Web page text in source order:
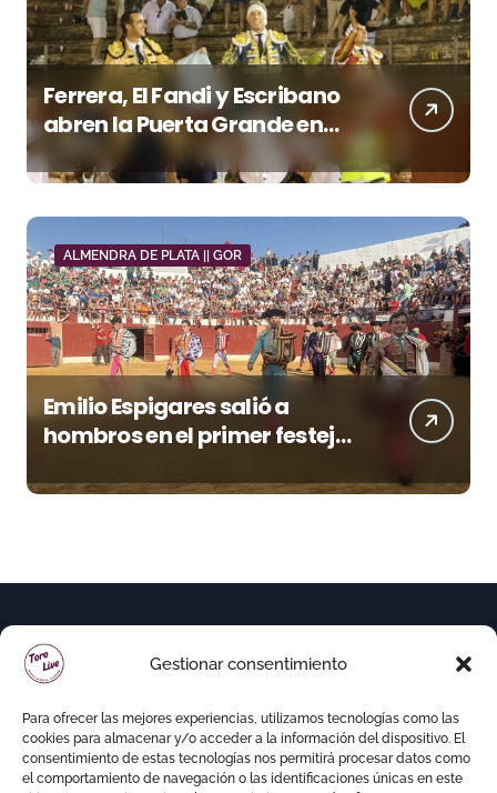
Gestionar consentimiento
Para ofrecer las mejores experiencias, utilizamos tecnologías como las
cookies para almacenar y/o acceder a la información del dispositivo. El
consentimiento de estas tecnologías nos permitirá procesar datos como
el comportamiento de navegación o las identificaciones únicas en este
Ferrera, El Fandi y Escribano
abren la Puerta Grande en
una tarde triunfal en Azuaga
ALMENDRA DE PLATA || GOR
Emilio Espigares salió a
hombros en el primer festejo
la Feria de Gor